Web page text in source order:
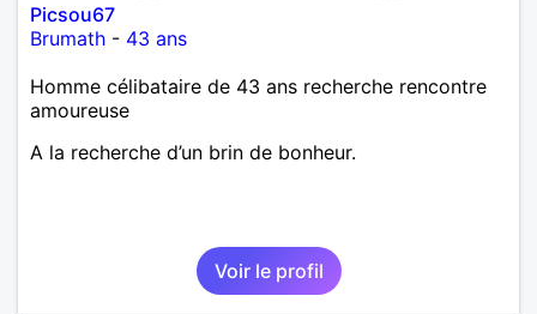
Picsou67
Brumath - 43 ans
Homme célibataire de 43 ans recherche rencontre
amoureuse
A la recherche d’un brin de bonheur.
Voir le profil